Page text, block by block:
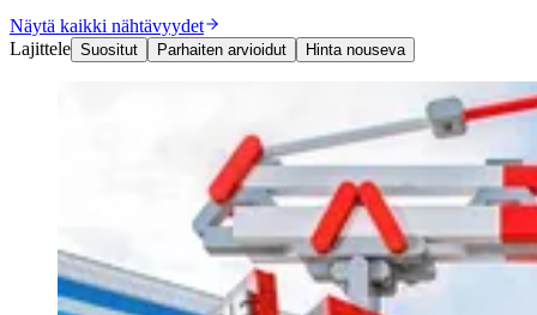
Näytä kaikki nähtävyydet
Lajittele Suositut Parhaiten arvioidut Hinta nouseva